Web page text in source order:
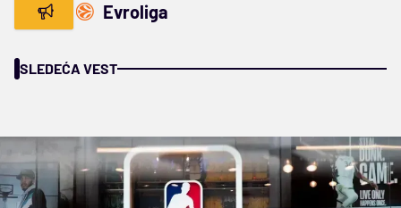
Evroliga
SLEDEĆA VEST